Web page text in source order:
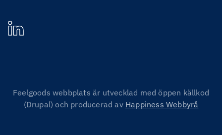
Feelgoods webbplats är utvecklad med öppen källkod
(Drupal) och producerad av Happiness Webbyrå